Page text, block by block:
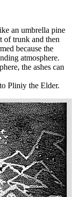
an umbrella pine
of trunk and then
because the
atmosphere.
the ashes can
Pliniy the Elder.